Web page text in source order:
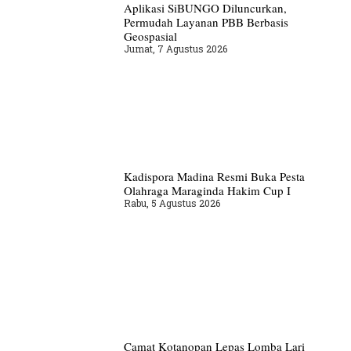
Aplikasi SiBUNGO Diluncurkan,
Permudah Layanan PBB Berbasis
Geospasial
Jumat, 7 Agustus 2026
Kadispora Madina Resmi Buka Pesta
Olahraga Maraginda Hakim Cup I
Rabu, 5 Agustus 2026
Camat Kotanopan Lepas Lomba Lari